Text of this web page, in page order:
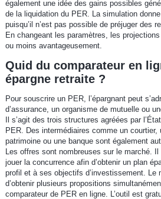
également une idée des gains possibles
de la liquidation du PER. La simulation
puisqu’il n’est pas possible de préjuger des
En changeant les paramètres, les
ou moins avantageusement.
Quid du comparateur en
épargne retraite ?
Pour souscrire un PER, l’épargnant peut
d’assurance, un organisme de mutuelle ou
Il s’agit des trois structures agréées par
PER. Des intermédiaires comme un courtier,
patrimoine ou une banque sont également
Les offres sont nombreuses sur le marché.
jouer la concurrence afin d’obtenir un plan
profil et à ses objectifs d’investissement. Le
d’obtenir plusieurs propositions
comparateur de PER en ligne. L’outil est